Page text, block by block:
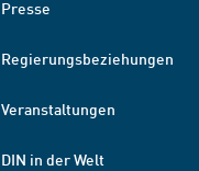
Presse
Regierungsbeziehungen
Veranstaltungen
DIN in der Welt